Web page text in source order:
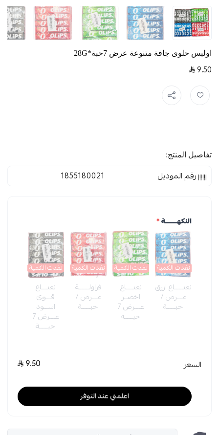
اولبس حلوى جافة متنوعة عرض 7حبة*28G
9.50
تفاصيل المنتج:
رقم الموديل 1855180021
النكهــــــــة*
نفدت الكمية
نعنــــــاع ازرق
عــــرض 7
حبــــــة
نفدت الكمية
نعنـــــاع
اخضــر
عــــرض 7
حبــــــة
نفدت الكمية
فراولـــــــة
عــــرض 7
حبــــــة
نفدت الكمية
نعنــــاع
قــــوى
اســـود
عــــرض 7
حبــــــة
السعر 9.50
اعلمني عند التوفر